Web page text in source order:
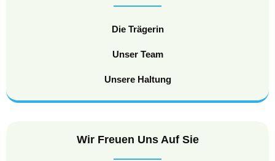
Die Trägerin
Unser Team
Unsere Haltung
Wir Freuen Uns Auf Sie